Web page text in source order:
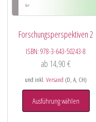
Forschungsperspektiven 2
ISBN:978-3-643-50243-8
ab 14,90€
und inkl.Versand (D, A, CH)
Ausführung wählen